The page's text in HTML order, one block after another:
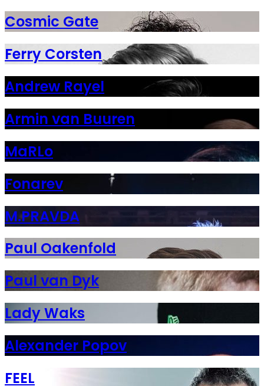
Cosmic Gate
Ferry Corsten
Andrew Rayel
Armin van Buuren
MaRLo
Fonarev
M.PRAVDA
Paul Oakenfold
Paul van Dyk
Lady Waks
Alexander Popov
FEEL